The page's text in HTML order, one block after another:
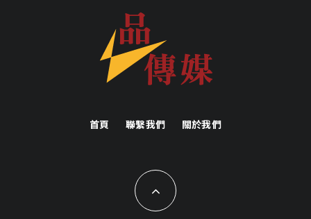
首頁 聯繫我們 關於我們